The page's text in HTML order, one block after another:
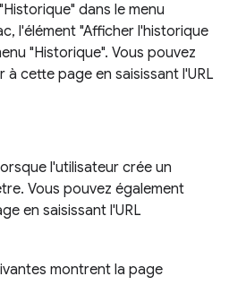
dans le menu
l'élément "Afficher l'historique
"Historique". Vous pouvez
à cette page en saisissant l'URL
l'utilisateur crée un
Vous pouvez également
en saisissant l'URL
montrent la page